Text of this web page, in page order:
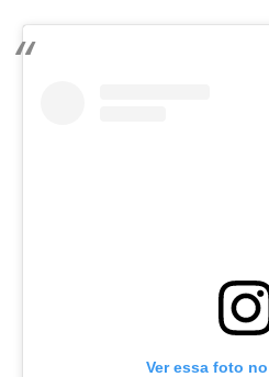
Ver essa foto